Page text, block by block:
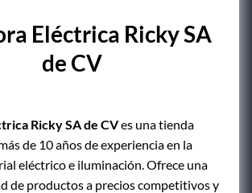
Eléctrica Ricky SA
de CV
Ricky SA de CVes una tienda
de 10 años de experiencia en la
eléctrico e iluminación. Ofrece una
de productos a precios competitivos y